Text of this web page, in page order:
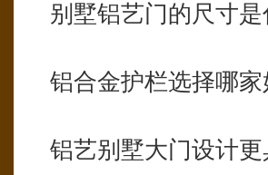
别墅铝艺门的尺寸是
铝合金护栏选择哪家
铝艺别墅大门设计更